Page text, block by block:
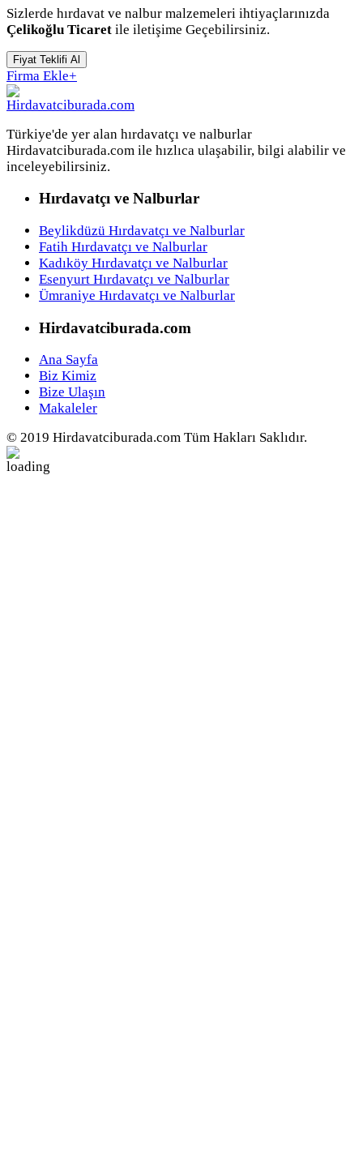
Sizlerde hırdavat ve nalbur malzemeleri ihtiyaçlarınızda
Çelikoğlu Ticaret ile iletişime Geçebilirsiniz.
Fiyat Teklifi Al
Firma Ekle+
Türkiye'de yer alan hırdavatçı ve nalburlar
Hirdavatciburada.com ile hızlıca ulaşabilir, bilgi alabilir ve
inceleyebilirsiniz.
Hırdavatçı ve Nalburlar
Beylikdüzü Hırdavatçı ve Nalburlar
Fatih Hırdavatçı ve Nalburlar
Kadıköy Hırdavatçı ve Nalburlar
Esenyurt Hırdavatçı ve Nalburlar
Ümraniye Hırdavatçı ve Nalburlar
Hirdavatciburada.com
Ana Sayfa
Biz Kimiz
Bize Ulaşın
Makaleler
© 2019 Hirdavatciburada.com Tüm Hakları Saklıdır.